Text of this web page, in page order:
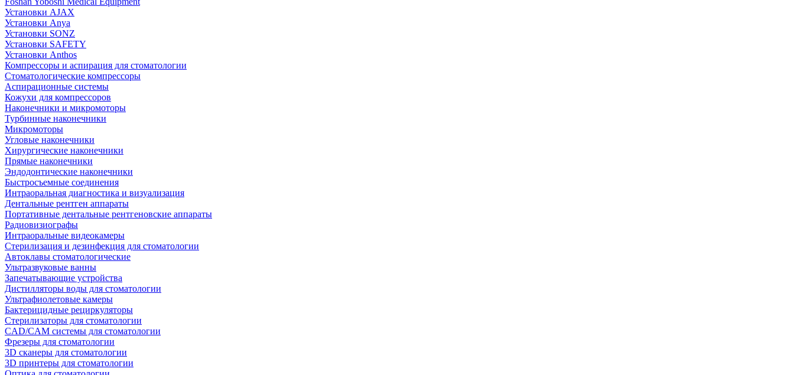
Установки AJAX
Установки Anya
Установки SONZ
Установки SAFETY
Установки Anthos
Компрессоры и аспирация для стоматологии
Стоматологические компрессоры
Аспирационные системы
Кожухи для компрессоров
Наконечники и микромоторы
Турбинные наконечники
Микромоторы
Угловые наконечники
Хирургические наконечники
Прямые наконечники
Эндодонтические наконечники
Быстросъемные соединения
Интраоральная диагностика и визуализация
Дентальные рентген аппараты
Портативные дентальные рентгеновские аппараты
Радиовизиографы
Интраоральные видеокамеры
Стерилизация и дезинфекция для стоматологии
Автоклавы стоматологические
Ультразвуковые ванны
Запечатывающие устройства
Дистилляторы воды для стоматологии
Ультрафиолетовые камеры
Бактерицидные рециркуляторы
Стерилизаторы для стоматологии
CAD/CAM системы для стоматологии
Фрезеры для стоматологии
3D cканеры для стоматологии
3D принтеры для стоматологии